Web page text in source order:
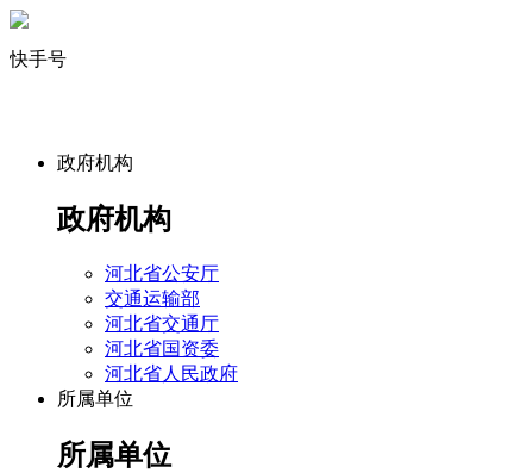
快手号
政府机构
政府机构
河北省公安厅
交通运输部
河北省交通厅
河北省国资委
河北省人民政府
所属单位
所属单位